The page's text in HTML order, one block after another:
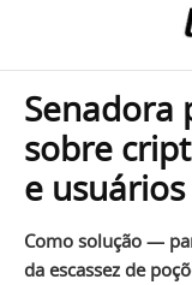
Senadora
sobre
e
Como solução —
da escassez de